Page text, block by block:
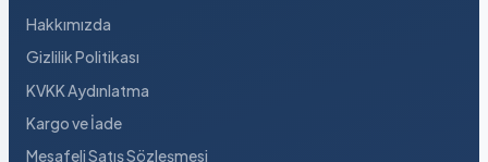
Hakkımızda
Gizlilik Politikası
KVKK Aydınlatma
Kargo ve İade
Mesafeli Satış Sözleşmesi